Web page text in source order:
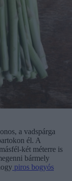
a vadspárga
él. A
két méterre is
bármely
piros bogyós